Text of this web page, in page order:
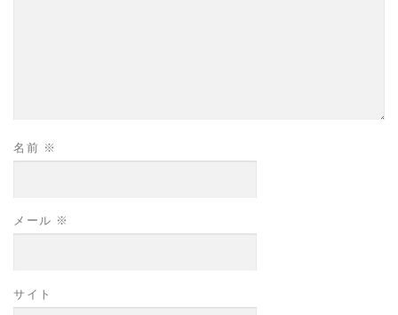
名前 ※
メール ※
サイト